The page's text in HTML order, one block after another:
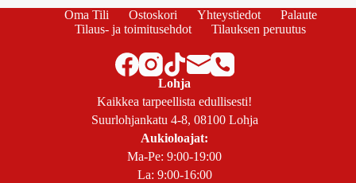
Oma Tili Ostoskori Yhteystiedot
Palaute
Tilaus- ja toimitusehdot
Tilauksen peruutus
Lohja
Kaikkea tarpeellista edullisesti!
Suurlohjankatu 4-8, 08100 Lohja
Aukioloajat:
Ma-Pe: 9:00-19:00
La: 9:00-16:00